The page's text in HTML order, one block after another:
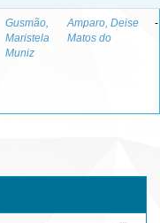
Gusmão,
Maristela
Muniz
Amparo, Deise
Matos do
-